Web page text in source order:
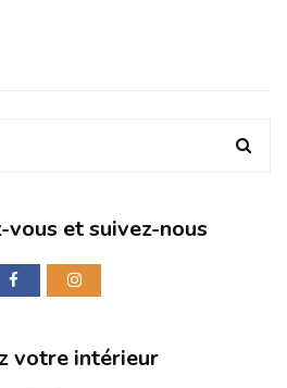
vous et suivez-nous
votre intérieur